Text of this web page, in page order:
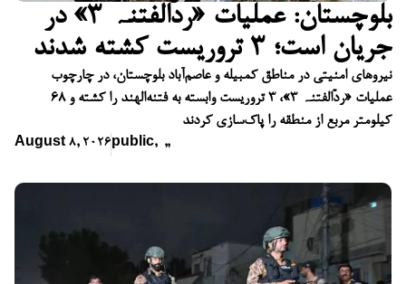
بلوچستان: عملیات «ردّالفتنہ ۳» در
جریان است؛ ۳ تروریست کشته شدند
نیروهای امنیتی در مناطق کمبیله و عاصم‌آباد بلوچستان، در چارچوب
عملیات «ردّالفتنہ ۳»، ۳ تروریست وابسته به فتنه‌الهند را کشته و ۶۸
کیلومتر مربع از منطقه را پاک‌سازی کردند
August 8, 2026 public, ,,